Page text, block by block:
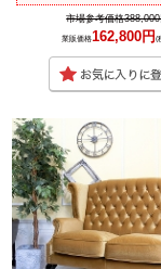
市場参考価格
業販価格162,800円(